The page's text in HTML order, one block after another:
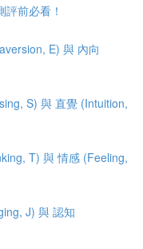
前必看！
E) 與 內向
S) 與 直覺 (Intuition,
T) 與 情感 (Feeling,
J) 與 認知